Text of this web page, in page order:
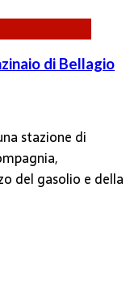
di Bellagio
stazione di
del gasolio e della